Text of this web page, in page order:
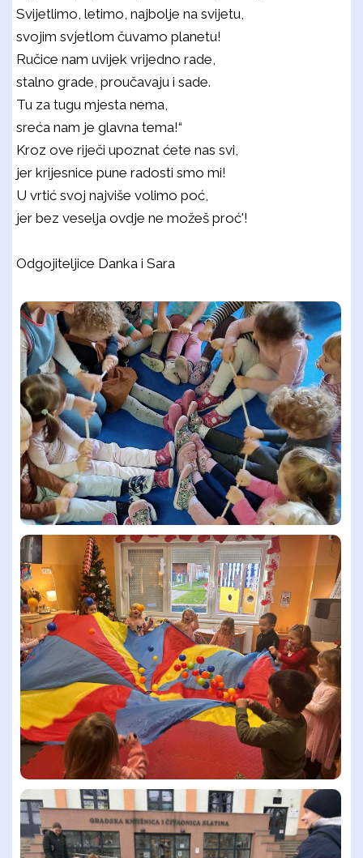
Svijetlimo, letimo, najbolje na svijetu,
svojim svjetlom čuvamo planetu!
Ručice nam uvijek vrijedno rade,
stalno grade, proučavaju i sade.
Tu za tugu mjesta nema,
sreća nam je glavna tema!“
Kroz ove riječi upoznat ćete nas svi,
jer krijesnice pune radosti smo mi!
U vrtić svoj najviše volimo poć,
jer bez veselja ovdje ne možeš proć'!
Odgojiteljice Danka i Sara